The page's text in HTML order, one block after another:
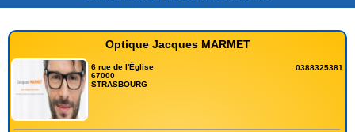
Optique Jacques MARMET
6 rue de l'Église
67000
STRASBOURG
0388325381